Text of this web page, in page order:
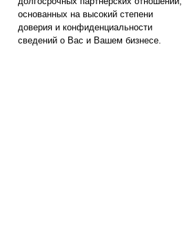
основанных на высокий степени
доверия и конфиденциальности
сведений о Вас и Вашем бизнесе.